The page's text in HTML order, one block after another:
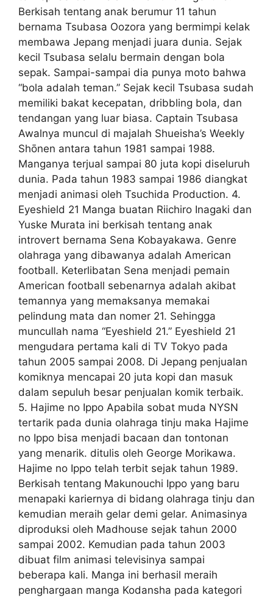
Berkisah tentang anak berumur 11 tahun
bernama Tsubasa Oozora yang bermimpi kelak
membawa Jepang menjadi juara dunia. Sejak
kecil Tsubasa selalu bermain dengan bola
sepak. Sampai-sampai dia punya moto bahwa
“bola adalah teman.” Sejak kecil Tsubasa sudah
memiliki bakat kecepatan, dribbling bola, dan
tendangan yang luar biasa. Captain Tsubasa
Awalnya muncul di majalah Shueisha’s Weekly
Shōnen antara tahun 1981 sampai 1988.
Manganya terjual sampai 80 juta kopi diseluruh
dunia. Pada tahun 1983 sampai 1986 diangkat
menjadi animasi oleh Tsuchida Production. 4.
Eyeshield 21 Manga buatan Riichiro Inagaki dan
Yuske Murata ini berkisah tentang anak
introvert bernama Sena Kobayakawa. Genre
olahraga yang dibawanya adalah American
football. Keterlibatan Sena menjadi pemain
American football sebenarnya adalah akibat
temannya yang memaksanya memakai
pelindung mata dan nomer 21. Sehingga
muncullah nama “Eyeshield 21.” Eyeshield 21
mengudara pertama kali di TV Tokyo pada
tahun 2005 sampai 2008. Di Jepang penjualan
komiknya mencapai 20 juta kopi dan masuk
dalam sepuluh besar penjualan komik terbaik.
5. Hajime no Ippo Apabila sobat muda NYSN
tertarik pada dunia olahraga tinju maka Hajime
no Ippo bisa menjadi bacaan dan tontonan
yang menarik. ditulis oleh George Morikawa.
Hajime no Ippo telah terbit sejak tahun 1989.
Berkisah tentang Makunouchi Ippo yang baru
menapaki kariernya di bidang olahraga tinju dan
kemudian meraih gelar demi gelar. Animasinya
diproduksi oleh Madhouse sejak tahun 2000
sampai 2002. Kemudian pada tahun 2003
dibuat film animasi televisinya sampai
beberapa kali. Manga ini berhasil meraih
penghargaan manga Kodansha pada kategori